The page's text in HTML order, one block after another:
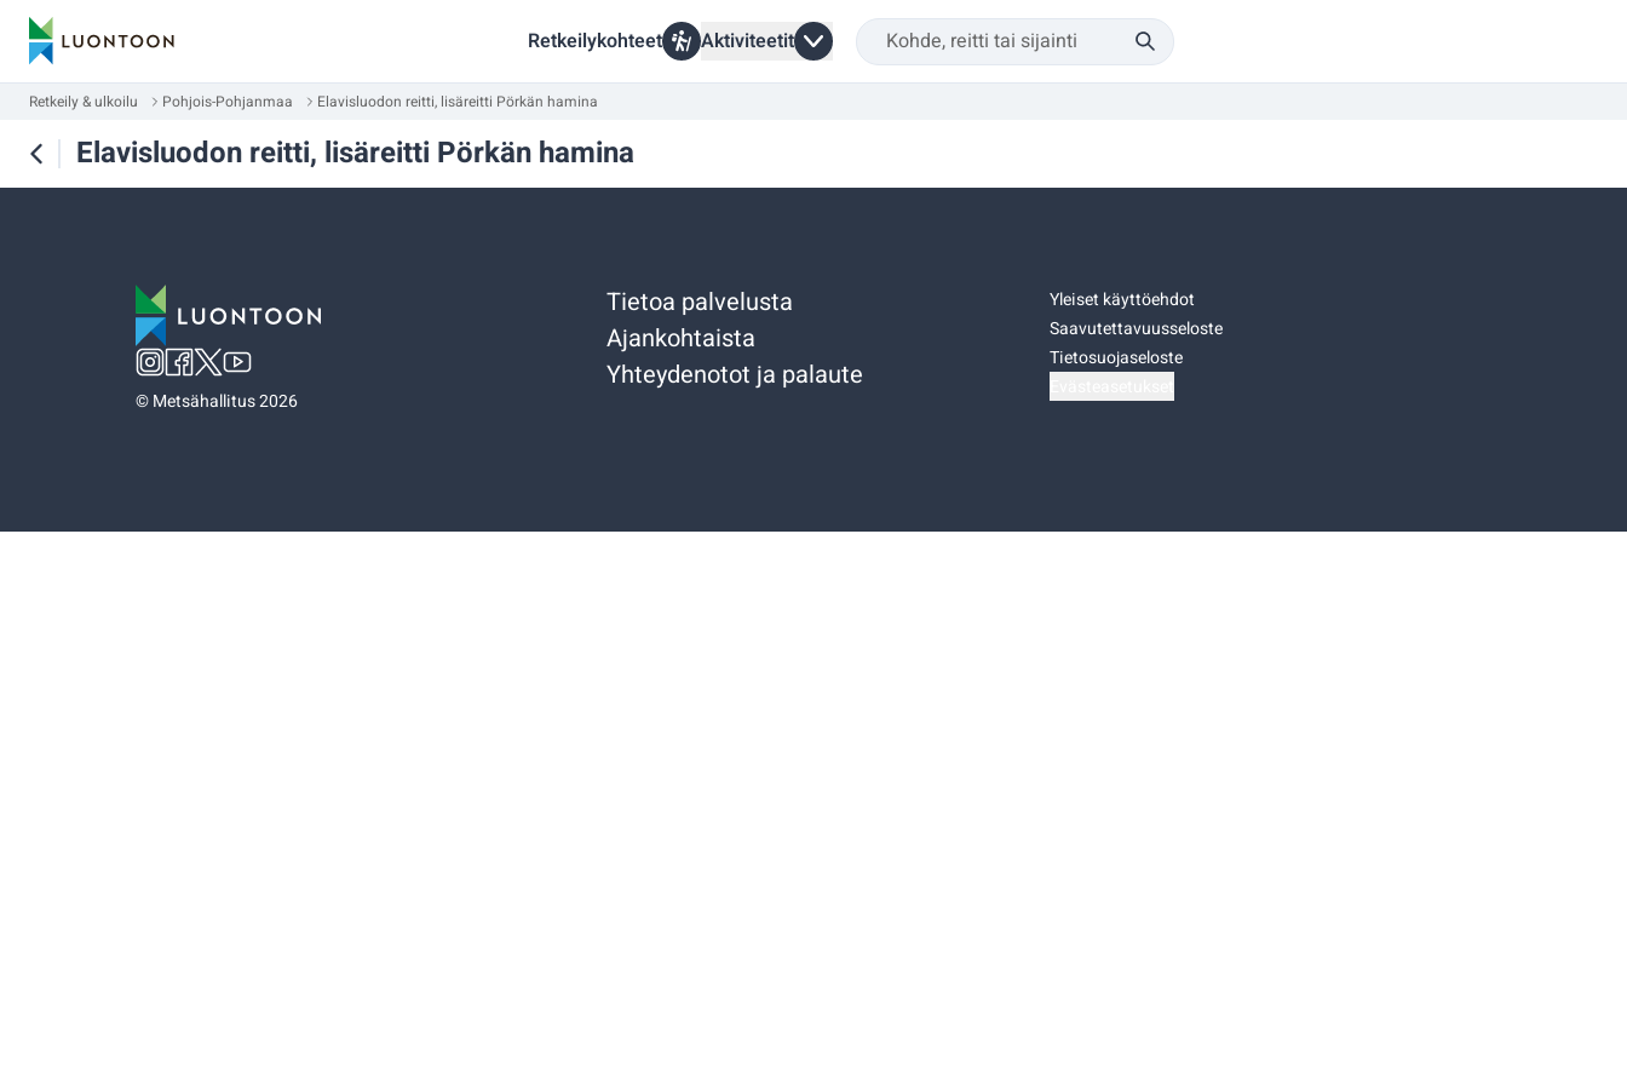
Retkeilykohteet Aktiviteetit
Retkeily & ulkoilu Pohjois-Pohjanmaa Elavisluodon reitti, lisäreitti Pörkän hamina
Elavisluodon reitti, lisäreitti Pörkän hamina
©Metsähallitus 2026
Tietoa palvelusta
Ajankohtaista
Yhteydenotot ja palaute
Yleiset käyttöehdot
Saavutettavuusseloste
Tietosuojaseloste